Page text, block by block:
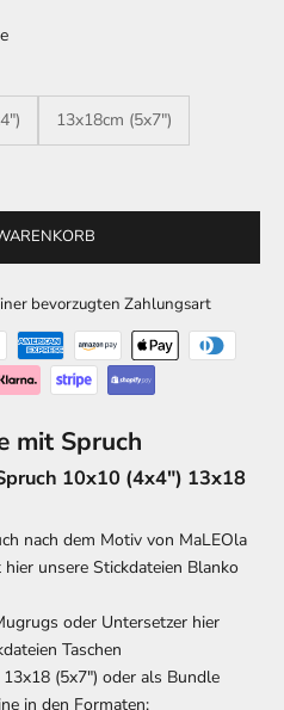
13x18cm (5x7")
bevorzugten Zahlungsart
mit Spruch
10x10 (4x4") 13x18
nach dem Motiv von MaLEOla
hier unsere Stickdateien Blanko
oder Untersetzer hier
Taschen
(5x7") oder als Bundle
in den Formaten: